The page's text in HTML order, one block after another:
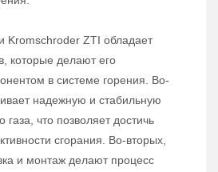
Kromschroder ZTI обладает
которые делают его
в системе горения. Во-
надежную и стабильную
газа, что позволяет достичь
сгорания. Во-вторых,
и монтаж делают процесс